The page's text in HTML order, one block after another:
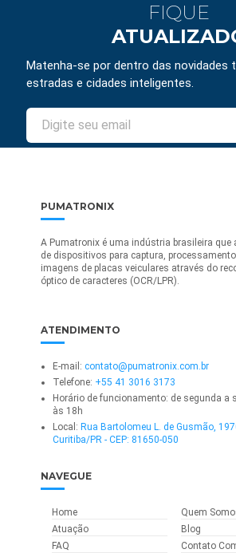
FIQUE
Matenha-se por dentro das novidades
estradas e cidades inteligentes.
PUMATRONIX
A Pumatronix é uma indústria brasileira que
de dispositivos para captura,
imagens de placas veiculares através do
óptico de caracteres (OCR/LPR).
ATENDIMENTO
E-mail: contato@pumatronix.com.br
Telefone: +55 41 3016 3173
Horário de funcionamento: de segunda a
às 18h
Local: Rua Bartolomeu L. de Gusmão,
Curitiba/PR - CEP: 81650-050
NAVEGUE
Home
Quem
Atuação
Blog
FAQ
Contato